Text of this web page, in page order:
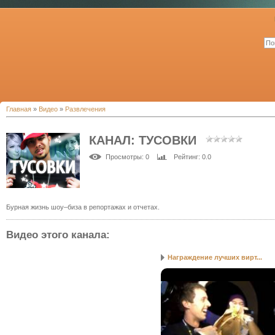
Главная » Видео » Развлечения
КАНАЛ: ТУСОВКИ
Просмотры: 0 Рейтинг: 0.0
Бурная жизнь шоу–биза в репортажах и отчетах.
Видео этого канала:
Награждение лучших вирт...